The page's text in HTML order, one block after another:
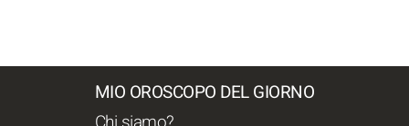
MIO OROSCOPO DEL GIORNO